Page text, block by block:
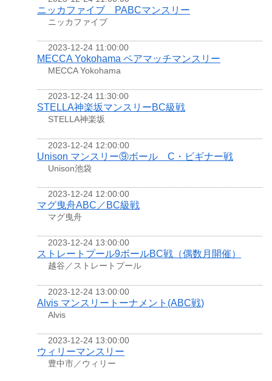
ニッカファイブ PABCマンスリー
ニッカファイブ
2023-12-24 11:00:00
MECCA Yokohama ペアマッチマンスリー
MECCA Yokohama
2023-12-24 11:30:00
STELLA神楽坂マンスリーBC級戦
STELLA神楽坂
2023-12-24 12:00:00
Unison マンスリー⑨ボール C・ビギナー戦
Unison池袋
2023-12-24 12:00:00
マグ曳舟ABC／BC級戦
マグ曳舟
2023-12-24 13:00:00
ストレートプール9ボールBC戦（偶数月開催）
越谷／ストレートプール
2023-12-24 13:00:00
Alvis マンスリートーナメント(ABC戦)
Alvis
2023-12-24 13:00:00
ウィリーマンスリー
豊中市／ウィリー